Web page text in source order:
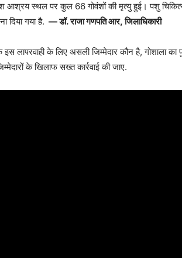
आश्रय स्थल पर कुल 66 गोवंशों की मृत्यु हुई। पशु
दिया गया है. — डॉ. राजा गणपति आर, जिलाधिकारी
लापरवाही के लिए असली जिम्मेदार कौन है, गोशाला का
के खिलाफ सख्त कार्रवाई की जाए.